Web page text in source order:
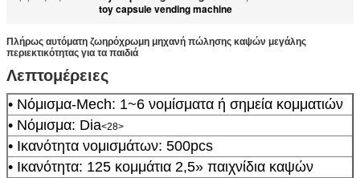
toy capsule vending machine
Πλήρως αυτόματη ζωηρόχρωμη μηχανή πώλησης καψών μεγάλης
περιεκτικότητας για τα παιδιά
Λεπτομέρειες
• Νόμισμα-Mech: 1~6 νομίσματα ή σημεία κομματιών
• Νόμισμα: Dia<28>
• Ικανότητα νομισμάτων: 500pcs
• Ικανότητα: 125 κομμάτια 2,5» παιχνίδια καψών